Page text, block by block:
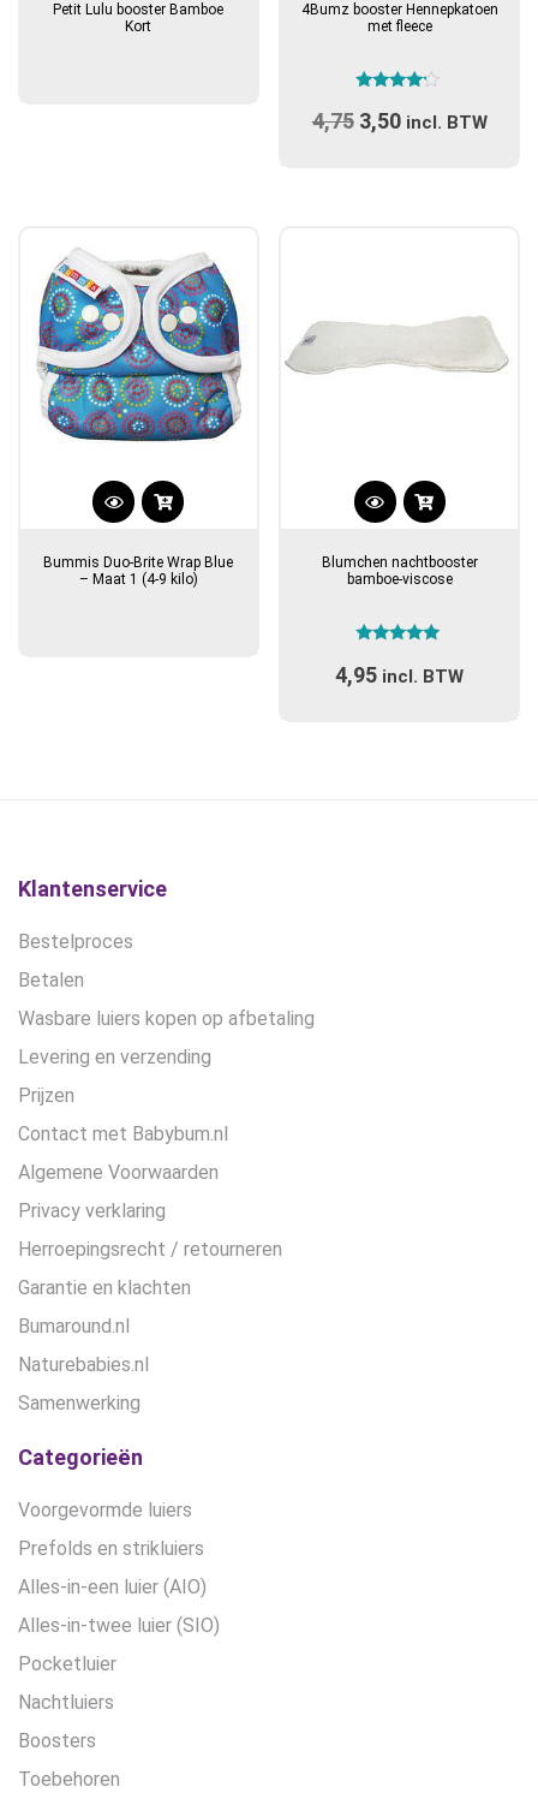
Petit Lulu booster Bamboe
Kort
4Bumz booster Hennepkatoen
met fleece
4.00
uit 5
4,75 Oorspronkelijke
3,50Huidige
incl. BTW
Bummis Duo-Brite Wrap Blue
– Maat 1 (4-9 kilo)
Blumchen nachtbooster
bamboe-viscose
5.00
uit 5
4,95 incl. BTW
Klantenservice
Bestelproces
Betalen
Wasbare luiers kopen op afbetaling
Levering en verzending
Prijzen
Contact met Babybum.nl
Algemene Voorwaarden
Privacy verklaring
Herroepingsrecht / retourneren
Garantie en klachten
Bumaround.nl
Naturebabies.nl
Samenwerking
Categorieën
Voorgevormde luiers
Prefolds en strikluiers
Alles-in-een luier (AIO)
Alles-in-twee luier (SIO)
Pocketluier
Nachtluiers
Boosters
Toebehoren